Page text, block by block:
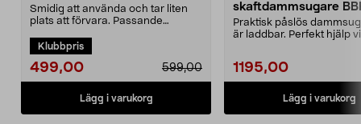
Smidig att använda och tar liten
plats att förvara. Passande
Klubbpris
499,00 599,00
Lägg i varukorg
skaftdammsugare
14,4 V
Praktisk påslös
är laddbar. Perfekt hjälp
1195,00
Lägg i varukorg